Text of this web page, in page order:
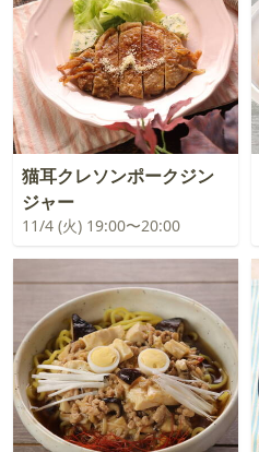
猫耳クレソンポークジン
ジャー
11/4 (火) 19:00〜20:00